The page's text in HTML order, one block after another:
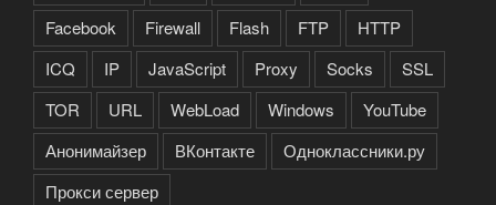
Facebook
Firewall Flash FTP
HTTP
ICQ
IP JavaScript Proxy Socks
SSL
TOR
URL WebLoad Windows
YouTube
Анонимайзер
ВКонтакте
Одноклассники.ру
Прокси сервер